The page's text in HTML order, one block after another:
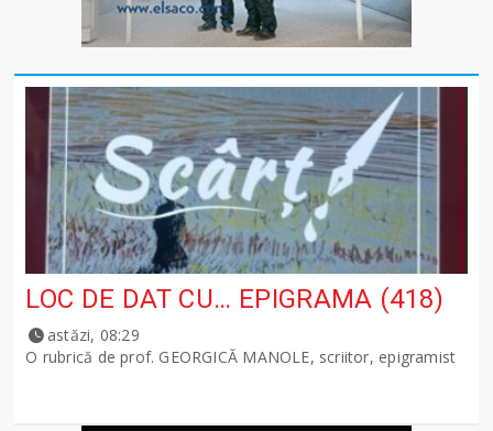
LOC DE DAT CU… EPIGRAMA (418)
astăzi, 08:29
O rubrică de prof. GEORGICĂ MANOLE, scriitor, epigramist